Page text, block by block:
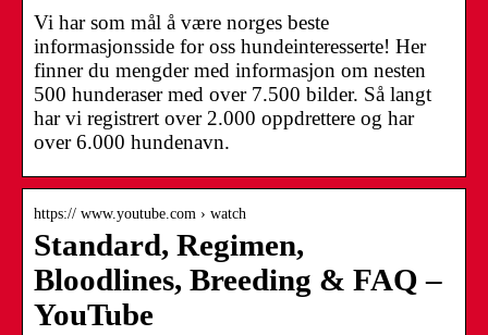
Vi har som mål å være norges beste
informasjonsside for oss hundeinteresserte! Her
finner du mengder med informasjon om nesten
500 hunderaser med over 7.500 bilder. Så langt
har vi registrert over 2.000 oppdrettere og har
over 6.000 hundenavn.
https:// www.youtube.com › watch
Standard, Regimen,
Bloodlines, Breeding & FAQ –
YouTube